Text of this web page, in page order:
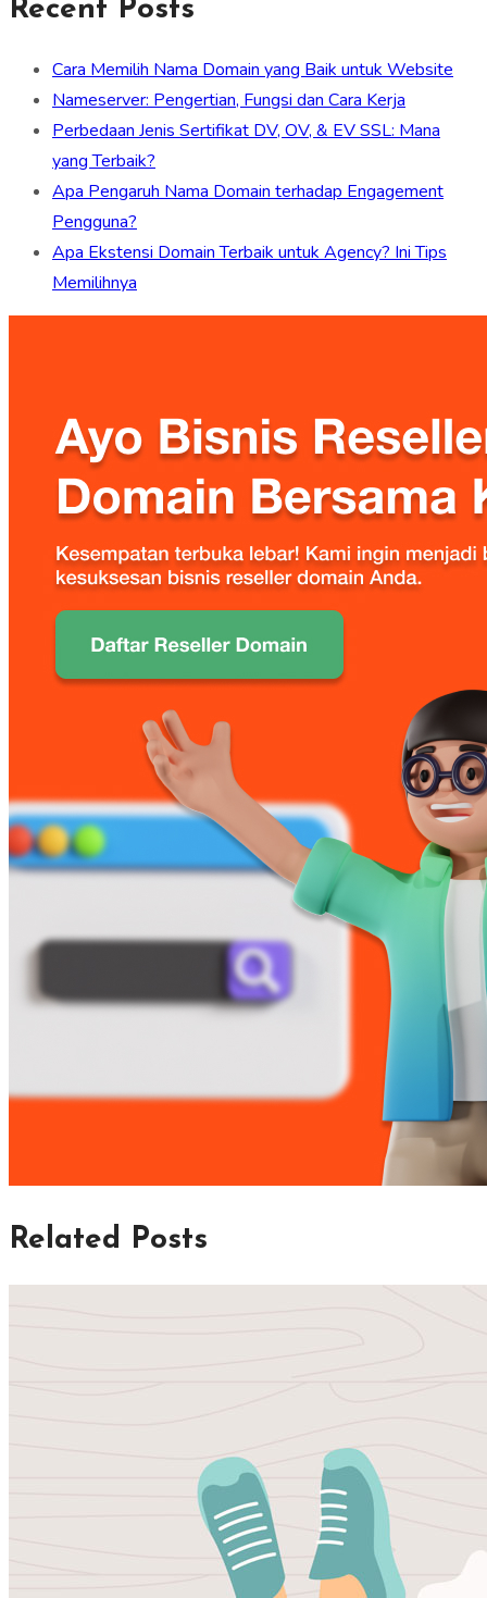
Recent Posts
Cara Memilih Nama Domain yang Baik untuk Website
Nameserver: Pengertian, Fungsi dan Cara Kerja
Perbedaan Jenis Sertifikat DV, OV, & EV SSL: Mana
yang Terbaik?
Apa Pengaruh Nama Domain terhadap Engagement
Pengguna?
Apa Ekstensi Domain Terbaik untuk Agency? Ini Tips
Memilihnya
Related Posts